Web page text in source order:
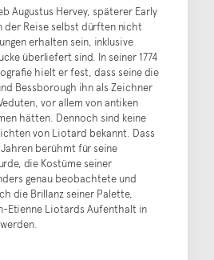
Augustus Hervey, späterer Early
der Reise selbst dürften nicht
erhalten sein, inklusive
überliefert sind. In seiner 1774
hielt er fest, dass seine die
Bessborough ihn als Zeichner
vor allem von antiken
hätten. Dennoch sind keine
von Liotard bekannt. Dass
berühmt für seine
die Kostüme seiner
genau beobachtete und
die Brillanz seiner Palette,
Etienne Liotards Aufenthalt in